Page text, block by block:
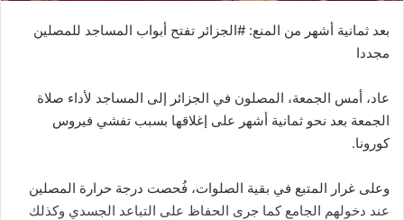
بعد ثمانية أشهر من المنع: #الجزائر تفتح أبواب المساجد للمصلين
مجددا
عاد، أمس الجمعة، المصلون في الجزائر إلى المساجد لأداء صلاة
الجمعة بعد نحو ثمانية أشهر على إغلاقها بسبب تفشي فيروس
كورونا.
وعلى غرار المتبع في بقية الصلوات، فُحصت درجة حرارة المصلين
عند دخولهم الجامع كما جرى الحفاظ على التباعد الجسدي وكذلك